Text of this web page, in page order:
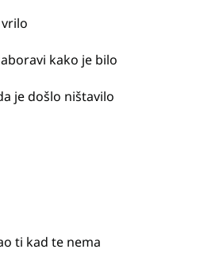
kako je bilo
je došlo ništavilo
ti kad te nema